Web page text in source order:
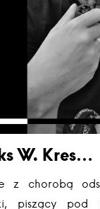
W. Kres…
z chorobą
piszący pod